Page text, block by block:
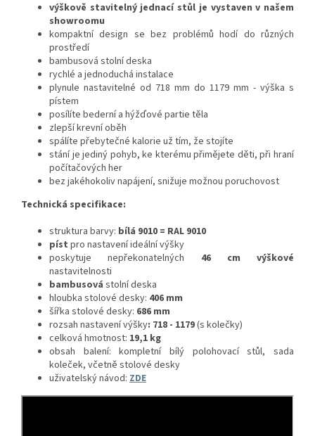
výškově stavitelný jednací stůl je vystaven v našem
showroomu
kompaktní design se bez problémů hodí do různých
prostředí
bambusová stolní deska
rychlé a jednoduchá instalace
plynule nastavitelné od 718 mm do 1179 mm - výška s
pístem
posílíte bederní a hýžďové partie těla
zlepší krevní oběh
spálíte přebytečné kalorie už tím, že stojíte
stání je jediný pohyb, ke kterému přimějete děti, při hraní
počítačových her
bez jakéhokoliv napájení, snižuje možnou poruchovost
Technická specifikace:
struktura barvy: bílá 9010 = RAL 9010
píst pro nastavení ideální výšky
poskytuje nepřekonatelných 46 cm výškové
nastavitelnosti
bambusová stolní deska
hloubka stolové desky: 406 mm
šířka stolové desky: 686 mm
rozsah nastavení výšky: 718 - 1179(s kolečky)
celková hmotnost: 19,1 kg
obsah balení: kompletní bílý polohovací stůl, sada
koleček, včetně stolové desky
uživatelský návod: ZDE